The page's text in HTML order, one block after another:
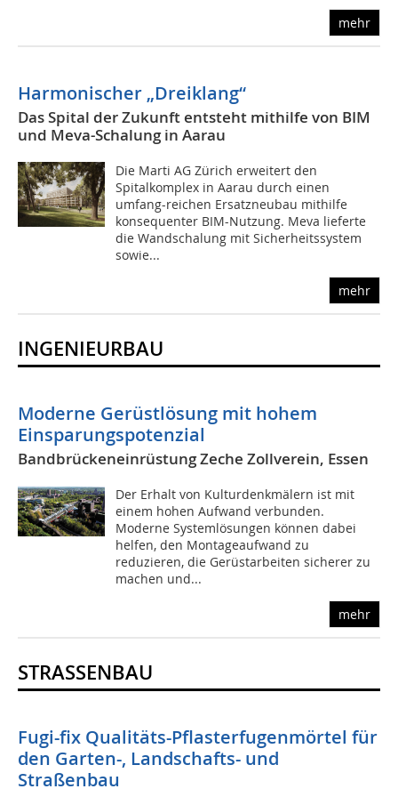
mehr
Harmonischer „Dreiklang“
Das Spital der Zukunft entsteht mithilfe von BIM
und Meva-Schalung in Aarau
Die Marti AG Zürich erweitert den
Spitalkomplex in Aarau durch einen
umfang-reichen Ersatzneubau mithilfe
konsequenter BIM-Nutzung. Meva lieferte
die Wandschalung mit Sicherheitssystem
sowie...
mehr
INGENIEURBAU
Moderne Gerüstlösung mit hohem
Einsparungspotenzial
Bandbrückeneinrüstung Zeche Zollverein, Essen
Der Erhalt von Kulturdenkmälern ist mit
einem hohen Aufwand verbunden.
Moderne Systemlösungen können dabei
helfen, den Montageaufwand zu
reduzieren, die Gerüstarbeiten sicherer zu
machen und...
mehr
STRASSENBAU
Fugi-fix Qualitäts-Pflasterfugenmörtel für
den Garten-, Landschafts- und
Straßenbau